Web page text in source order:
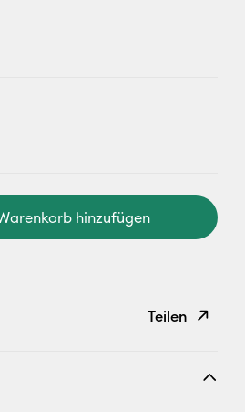
hinzufügen
Teilen